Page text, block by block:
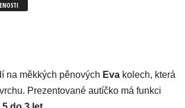
na měkkých pěnových Evakolech, která
Prezentované autíčko má funkci